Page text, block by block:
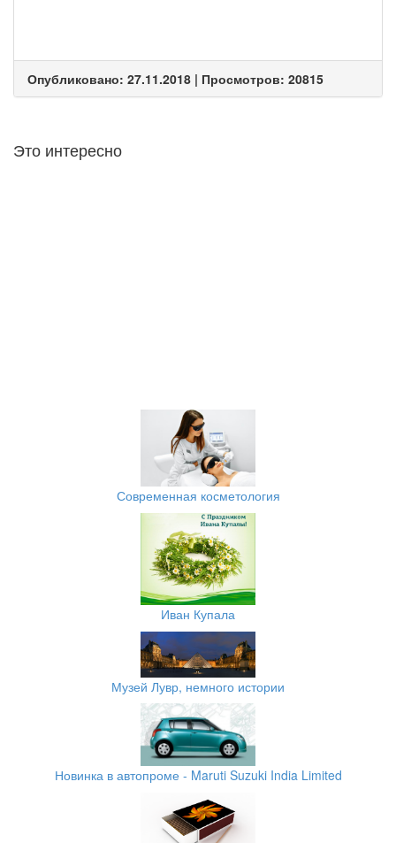
Опубликовано: 27.11.2018 | Просмотров: 20815
Это интересно
Современная косметология
Иван Купала
Музей Лувр, немного истории
Новинка в автопроме - Maruti Suzuki India Limited